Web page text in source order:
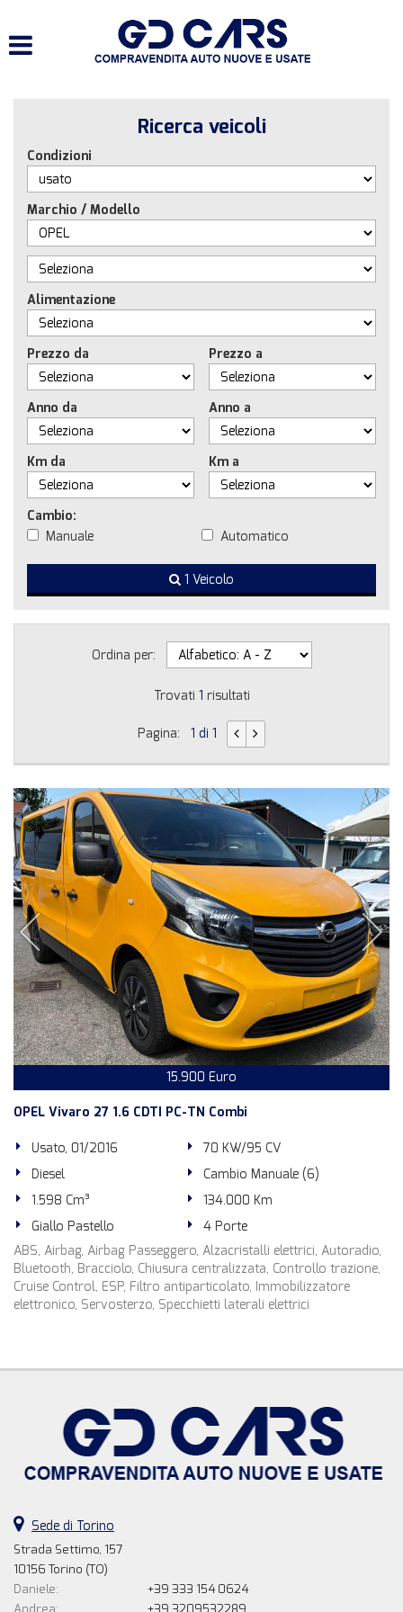
ACQUISTIAMO USATO E
VEICOLI COMMERCIALI
CONTATTI
Ricerca veicoli
Condizioni
Marchio / Modello
Alimentazione
Prezzo da Prezzo a
Anno da Anno a
Km da Km a
Cambio:
Manuale
Automatico
1 Veicolo
Ordina per:
Trovati 1 risultati
Pagina: 1 di 1
15.900 Euro
OPEL Vivaro 27 1.6 CDTI PC-TN Combi
Usato, 01/2016
70 KW/95 CV
Diesel
Cambio Manuale (6)
1.598 Cm³
134.000 Km
Giallo Pastello
4 Porte
ABS, Airbag, Airbag Passeggero, Alzacristalli elettrici, Autoradio,
Bluetooth, Bracciolo, Chiusura centralizzata, Controllo trazione,
Cruise Control, ESP, Filtro antiparticolato, Immobilizzatore
elettronico, Servosterzo, Specchietti laterali elettrici
Sede di Torino
Strada Settimo, 157
10156 Torino (TO)
Daniele:
+39 333 154 0624
Andrea:
+39 3209532289